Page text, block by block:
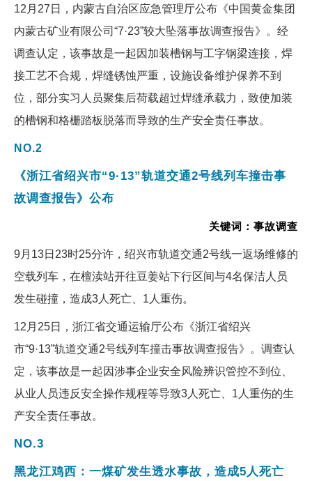
12月27日，内蒙古自治区应急管理厅公布《中国黄金集团
内蒙古矿业有限公司“7·23”较大坠落事故调查报告》。经
调查认定，该事故是一起因加装槽钢与工字钢梁连接，焊
接工艺不合规，焊缝锈蚀严重，设施设备维护保养不到
位，部分实习人员聚集后荷载超过焊缝承载力，致使加装
的槽钢和格栅踏板脱落而导致的生产安全责任事故。
NO.2
《浙江省绍兴市“9·13”轨道交通2号线列车撞击事
故调查报告》公布
关键词：事故调查
9月13日23时25分许，绍兴市轨道交通2号线一返场维修的
空载列车，在檀渎站开往豆姜站下行区间与4名保洁人员
发生碰撞，造成3人死亡、1人重伤。
12月25日，浙江省交通运输厅公布《浙江省绍兴
市“9·13”轨道交通2号线列车撞击事故调查报告》。调查认
定，该事故是一起因涉事企业安全风险辨识管控不到位、
从业人员违反安全操作规程等导致3人死亡、1人重伤的生
产安全责任事故。
NO.3
黑龙江鸡西：一煤矿发生透水事故，造成5人死亡